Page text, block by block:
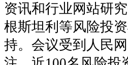
资讯和行业网站研
根斯坦利等风险投
持。会议受到人民